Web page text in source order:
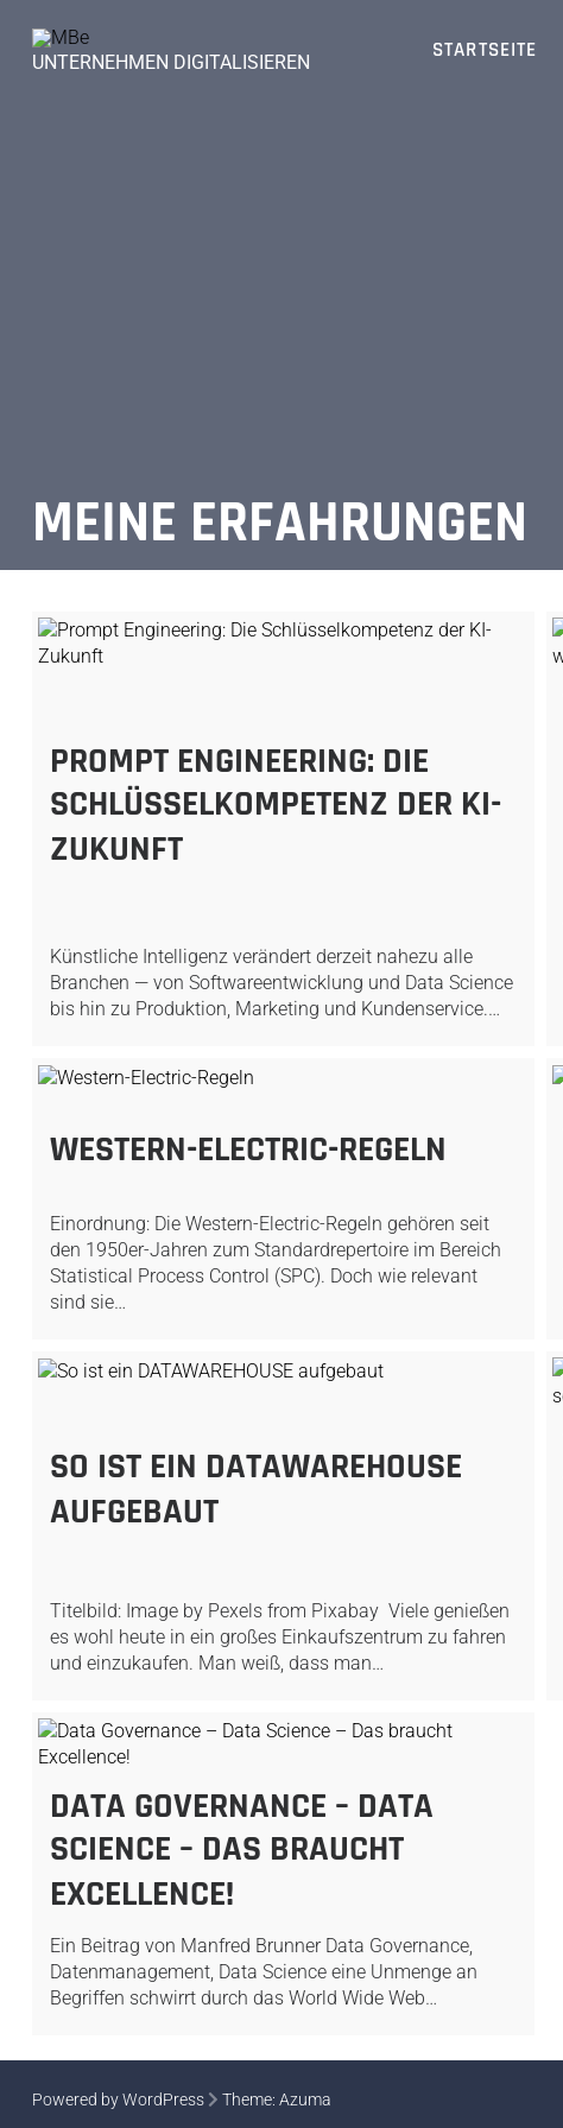
contentUNTERNEHMEN DIGITALISIEREN STARTSEITE
MEINE ERFAHRUNGEN
PROMPT ENGINEERING: DIE
SCHLÜSSELKOMPETENZ DER KI-
ZUKUNFT
Künstliche Intelligenz verändert derzeit nahezu alle
Branchen — von Softwareentwicklung und Data Science
bis hin zu Produktion, Marketing und Kundenservice.…
WESTERN-ELECTRIC-REGELN
Einordnung: Die Western-Electric-Regeln gehören seit
den 1950er-Jahren zum Standardrepertoire im Bereich
Statistical Process Control (SPC). Doch wie relevant
sind sie…
SO IST EIN DATAWAREHOUSE
AUFGEBAUT
Titelbild: Image by Pexels from Pixabay Viele genießen
es wohl heute in ein großes Einkaufszentrum zu fahren
und einzukaufen. Man weiß, dass man…
DATA GOVERNANCE – DATA
SCIENCE – DAS BRAUCHT
EXCELLENCE!
Ein Beitrag von Manfred Brunner Data Governance,
Datenmanagement, Data Science eine Unmenge an
Begriffen schwirrt durch das World Wide Web…
SEITENNUMMERIERUNG
Powered by WordPress Theme: Azuma